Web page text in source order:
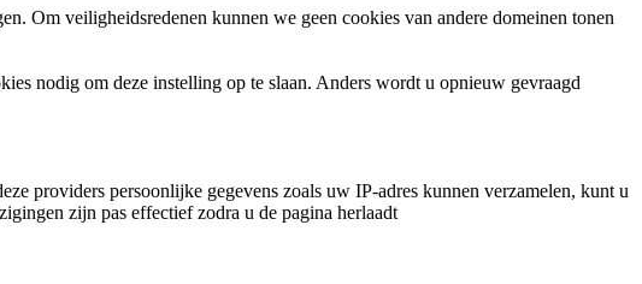
Om veiligheidsredenen kunnen we geen cookies van andere domeinen tonen
nodig om deze instelling op te slaan. Anders wordt u opnieuw gevraagd
providers persoonlijke gegevens zoals uw IP-adres kunnen verzamelen, kunt u
zijn pas effectief zodra u de pagina herlaadt